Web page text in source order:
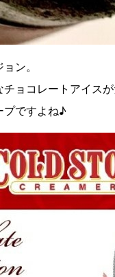
ン。
ョコレートアイス
プですよね♪